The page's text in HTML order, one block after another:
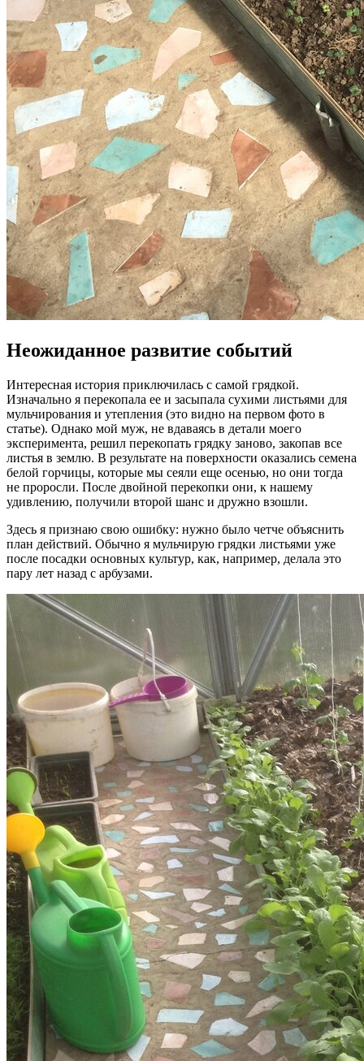
Неожиданное развитие событий
Интересная история приключилась с самой грядкой.
Изначально я перекопала ее и засыпала сухими листьями для
мульчирования и утепления (это видно на первом фото в
статье). Однако мой муж, не вдаваясь в детали моего
эксперимента, решил перекопать грядку заново, закопав все
листья в землю. В результате на поверхности оказались семена
белой горчицы, которые мы сеяли еще осенью, но они тогда
не проросли. После двойной перекопки они, к нашему
удивлению, получили второй шанс и дружно взошли.
Здесь я признаю свою ошибку: нужно было четче объяснить
план действий. Обычно я мульчирую грядки листьями уже
после посадки основных культур, как, например, делала это
пару лет назад с арбузами.